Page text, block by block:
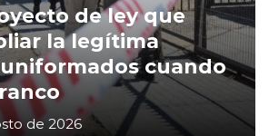
de ley que
la legítima
cuando
de 2026